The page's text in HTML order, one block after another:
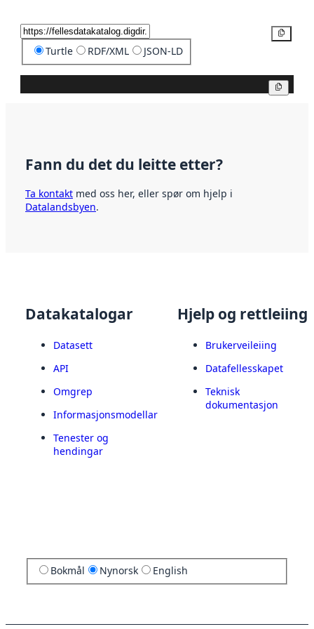
Turtle RDF/XML JSON-LD
Fann du det du leitte etter?
Ta kontakt med oss her, eller spør om hjelp i
Datalandsbyen.
Datakatalogar
Datasett
API
Omgrep
Informasjonsmodellar
Tenester og
hendingar
Hjelp og rettleiing
Brukerveileiing
Datafellesskapet
Teknisk
dokumentasjon
Bokmål Nynorsk English